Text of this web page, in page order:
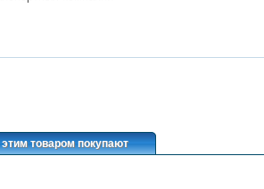
товаром покупают